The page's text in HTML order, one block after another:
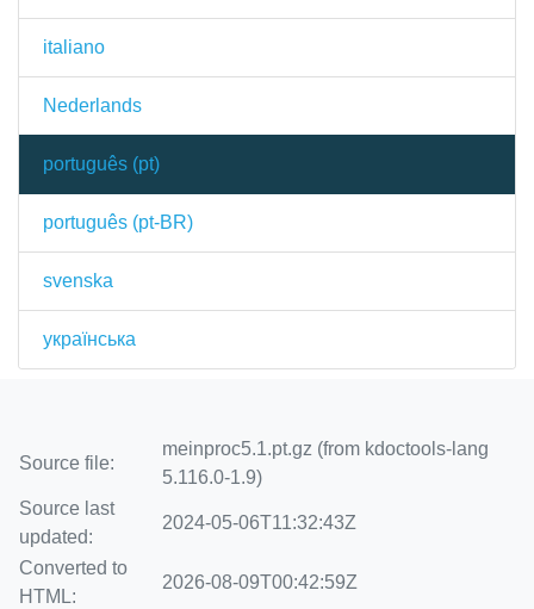
italiano
Nederlands
português (pt)
português (pt-BR)
svenska
українська
Source file:
meinproc5.1.pt.gz (from kdoctools-lang
5.116.0-1.9)
Source last
updated:
2024-05-06T11:32:43Z
Converted to
HTML:
2026-08-09T00:42:59Z